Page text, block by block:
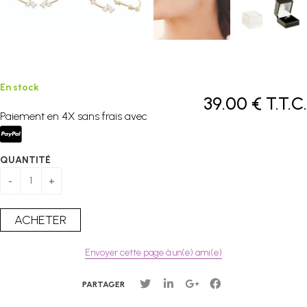
39.00 € T.T.C.
En stock
Paiement en 4X sans frais avec
QUANTITÉ
Envoyer cette page à un(e) ami(e)
PARTAGER